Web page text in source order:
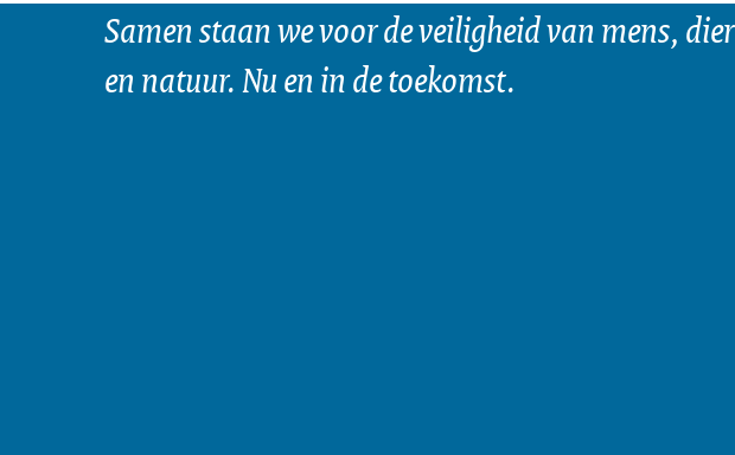
Samen staan we voor de veiligheid van mens, dier
en natuur. Nu en in de toekomst.